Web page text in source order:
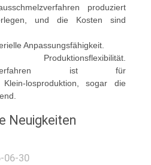
produziert
und die Kosten sind
Anpassungsfähigkeit.
ist für
Klein-losproduktion, sogar die
Neuigkeiten
06-30